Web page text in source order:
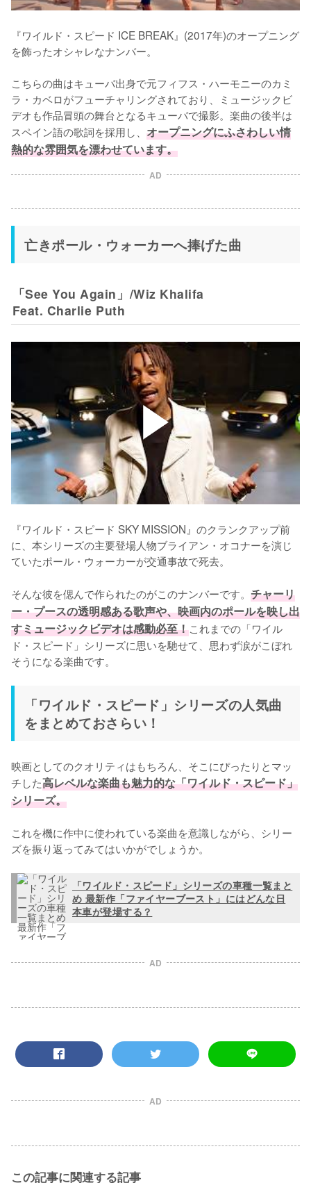
『ワイルド・スピード ICE BREAK』(2017年)のオープニング
を飾ったオシャレなナンバー。
こちらの曲はキューバ出身で元フィフス・ハーモニーのカミ
ラ・カベロがフューチャリングされており、ミュージックビ
デオも作品冒頭の舞台となるキューバで撮影。楽曲の後半は
スペイン語の歌詞を採用し、 オープニングにふさわしい情
熱的な雰囲気を漂わせています。
AD
亡きポール・ウォーカーへ捧げた曲
「See You Again」/Wiz Khalifa
Feat. Charlie Puth
『ワイルド・スピード SKY MISSION』のクランクアップ前
に、本シリーズの主要登場人物ブライアン・オコナーを演じ
ていたポール・ウォーカーが交通事故で死去。
そんな彼を偲んで作られたのがこのナンバーです。 チャーリ
ー・プースの透明感ある歌声や、映画内のポールを映し出
すミュージックビデオは感動必至！これまでの「ワイル
ド・スピード」シリーズに思いを馳せて、思わず涙がこぼれ
そうになる楽曲です。
「ワイルド・スピード」シリーズの人気曲
をまとめておさらい！
映画としてのクオリティはもちろん、そこにぴったりとマッ
チした高レベルな楽曲も魅力的な「ワイルド・スピード」
シリーズ。
これを機に作中に使われている楽曲を意識しながら、シリー
ズを振り返ってみてはいかがでしょうか。
「ワイルド・スピード」シリーズの車種一覧まと
め 最新作「ファイヤーブースト」にはどんな日
本車が登場する？
AD
AD
この記事に関連する記事